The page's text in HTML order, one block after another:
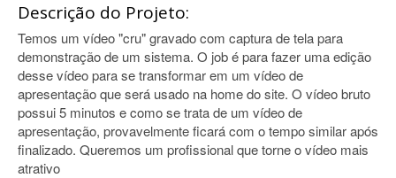
Descrição do Projeto:
Temos um vídeo "cru" gravado com captura de tela para
demonstração de um sistema. O job é para fazer uma edição
desse vídeo para se transformar em um vídeo de
apresentação que será usado na home do site. O vídeo bruto
possui 5 minutos e como se trata de um vídeo de
apresentação, provavelmente ficará com o tempo similar após
finalizado. Queremos um profissional que torne o vídeo mais
atrativo